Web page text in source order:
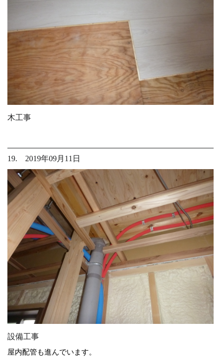
木工事
19. 2019年09月11日
設備工事
屋内配管も進んでいます。